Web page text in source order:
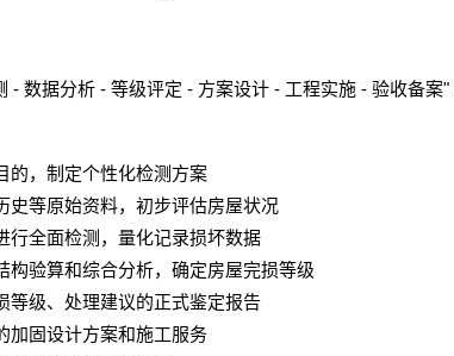
- 数据分析 - 等级评定 - 方案设计 - 工程实施 - 验收备案"
的，制定个性化检测方案
史等原始资料，初步评估房屋状况
行全面检测，量化记录损坏数据
构验算和综合分析，确定房屋完损等级
等级、处理建议的正式鉴定报告
加固设计方案和施工服务